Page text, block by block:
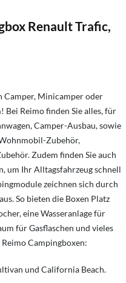
Renault Trafic,
Camper, Minicamper oder
Bei Reimo finden Sie alles, für
Camper-Ausbau, sowie
Zubehör,
Zudem finden Sie auch
um Ihr Alltagsfahrzeug schnell
zeichnen sich durch
So bieten die Boxen Platz
eine Wasseranlage für
für Gasflaschen und vieles
Campingboxen:
und California Beach.